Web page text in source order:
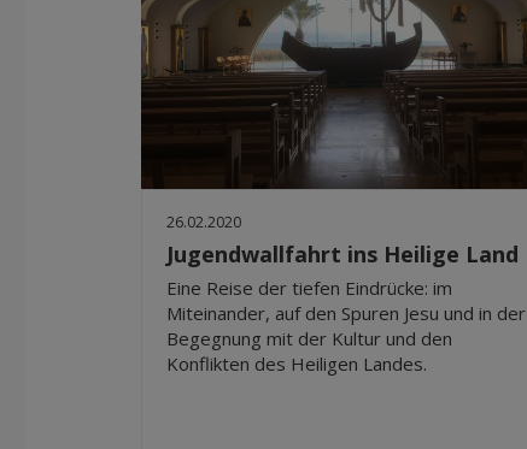
26.02.2020
Jugendwallfahrt ins Heilige Land
Eine Reise der tiefen Eindrücke: im
Miteinander, auf den Spuren Jesu und in der
Begegnung mit der Kultur und den
Konflikten des Heiligen Landes.